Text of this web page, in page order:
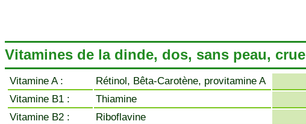
Vitamines de la dinde, dos, sans peau, crue
Vitamine A : Rétinol, Bêta-Carotène, provitamine A
Vitamine B1 : Thiamine
Vitamine B2 : Riboflavine